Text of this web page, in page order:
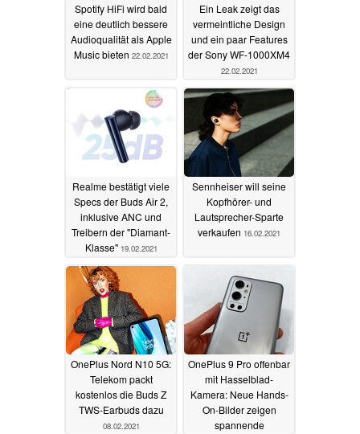
Spotify HiFi wird bald
eine deutlich bessere
Audioqualität als Apple
Music bieten 22.02.2021
Ein Leak zeigt das
vermeintliche Design
und ein paar Features
der Sony WF-1000XM4
22.02.2021
Realme bestätigt viele
Specs der Buds Air 2,
inklusive ANC und
Treibern der "Diamant-
Klasse" 19.02.2021
Sennheiser will seine
Kopfhörer- und
Lautsprecher-Sparte
verkaufen 16.02.2021
OnePlus Nord N10 5G:
Telekom packt
kostenlos die Buds Z
TWS-Earbuds dazu
08.02.2021
OnePlus 9 Pro offenbar
mit Hasselblad-
Kamera: Neue Hands-
On-Bilder zeigen
spannende